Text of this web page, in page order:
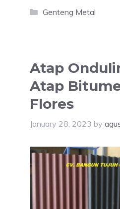
Categories
Genteng Metal
Atap
Atap
Flores
January 28, 2023 by